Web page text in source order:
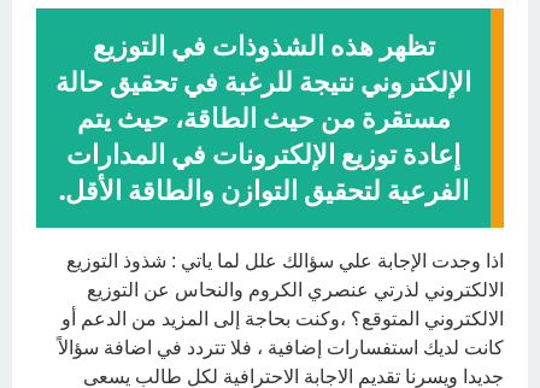
تظهر هذه الشذوذات في التوزيع
الإلكتروني نتيجة للرغبة في تحقيق حالة
مستقرة من حيث الطاقة، حيث يتم
إعادة توزيع الإلكترونات في المدارات
الفرعية لتحقيق التوازن والطاقة الأقل.
اذا وجدت الإجابة علي سؤالك علل لما ياتي : شذوذ التوزيع
الالكتروني لذرتي عنصري الكروم والنحاس عن التوزيع
الالكتروني المتوقع؟ ،وكنت بحاجة إلى المزيد من الدعم أو
كانت لديك استفسارات إضافية ، فلا تتردد في اضافة سؤالاً
جديدا ويسرنا تقديم الاجابة الاحترافية لكل طالب يسعى